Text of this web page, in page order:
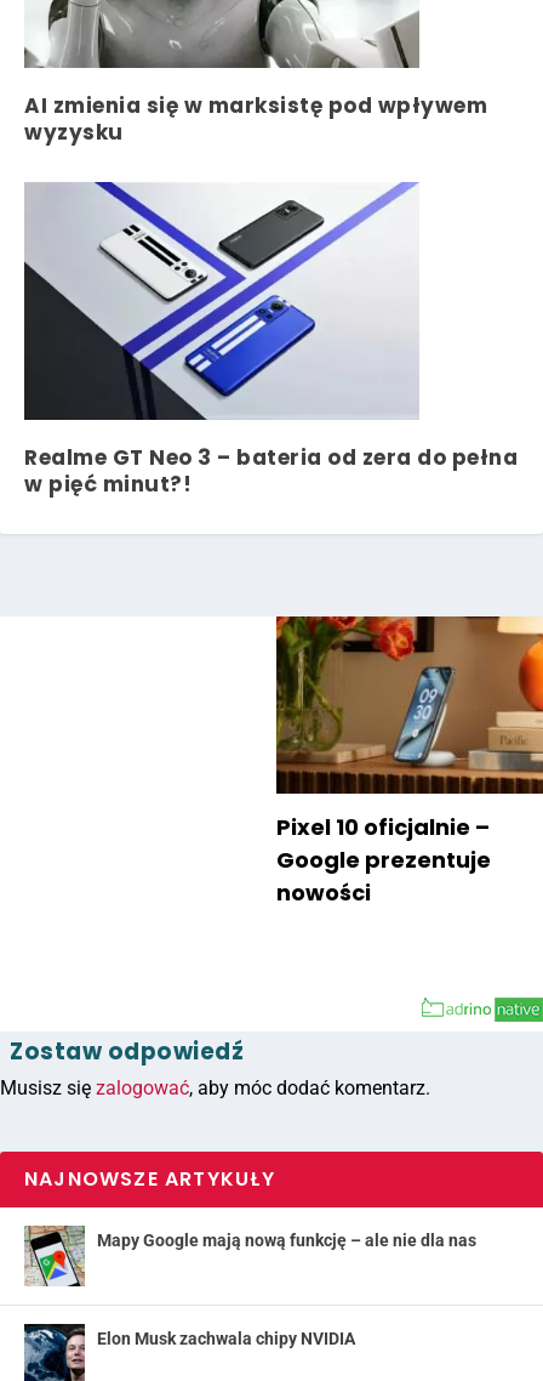
AI zmienia się w marksistę pod wpływem
wyzysku
Realme GT Neo 3 – bateria od zera do pełna
w pięć minut?!
Pixel 10 oficjalnie –
Google prezentuje
nowości
Zostaw odpowiedź
Musisz się zalogować, aby móc dodać komentarz.
NAJNOWSZE ARTYKUŁY
Mapy Google mają nową funkcję – ale nie dla nas
Elon Musk zachwala chipy NVIDIA